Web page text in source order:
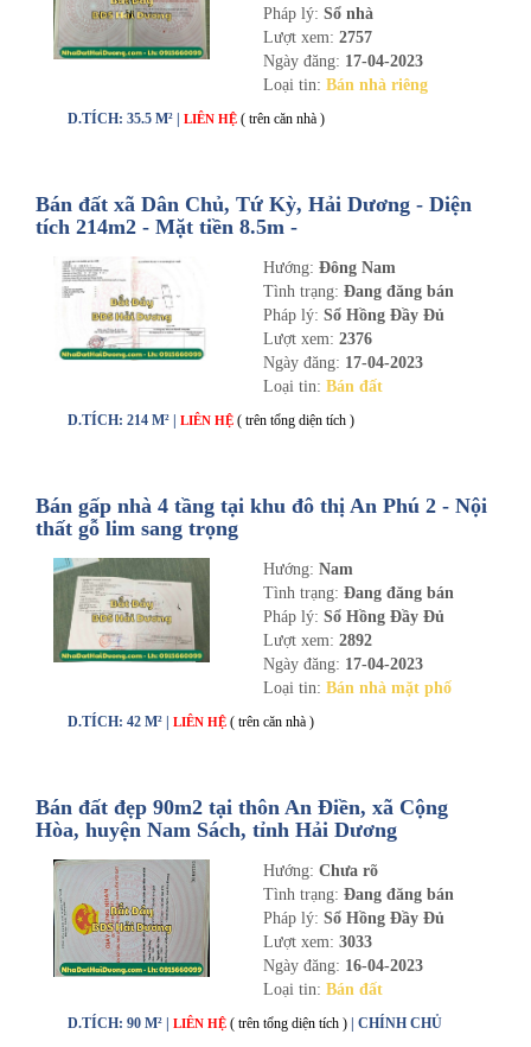
Pháp lý: Sổ nhà
Lượt xem: 2757
Ngày đăng: 17-04-2023
Loại tin: Bán nhà riêng
D.TÍCH: 35.5 M² | LIÊN HỆ ( trên căn nhà )
Bán đất xã Dân Chủ, Tứ Kỳ, Hải Dương - Diện
tích 214m2 - Mặt tiền 8.5m -
Hướng: Đông Nam
Tình trạng: Đang đăng bán
Pháp lý: Sổ Hồng Đầy Đủ
Lượt xem: 2376
Ngày đăng: 17-04-2023
Loại tin: Bán đất
D.TÍCH: 214 M² | LIÊN HỆ ( trên tổng diện tích )
Bán gấp nhà 4 tầng tại khu đô thị An Phú 2 - Nội
thất gỗ lim sang trọng
Hướng: Nam
Tình trạng: Đang đăng bán
Pháp lý: Sổ Hồng Đầy Đủ
Lượt xem: 2892
Ngày đăng: 17-04-2023
Loại tin: Bán nhà mặt phố
D.TÍCH: 42 M² | LIÊN HỆ ( trên căn nhà )
Bán đất đẹp 90m2 tại thôn An Điền, xã Cộng
Hòa, huyện Nam Sách, tỉnh Hải Dương
Hướng: Chưa rõ
Tình trạng: Đang đăng bán
Pháp lý: Sổ Hồng Đầy Đủ
Lượt xem: 3033
Ngày đăng: 16-04-2023
Loại tin: Bán đất
D.TÍCH: 90 M² | LIÊN HỆ ( trên tổng diện tích ) | CHÍNH CHỦ